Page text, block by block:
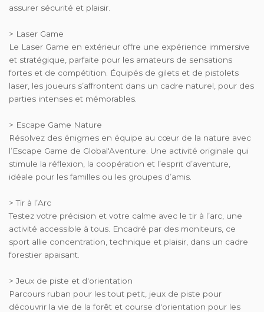
assurer sécurité et plaisir.
> Laser Game
Le Laser Game en extérieur offre une expérience immersive
et stratégique, parfaite pour les amateurs de sensations
fortes et de compétition. Équipés de gilets et de pistolets
laser, les joueurs s’affrontent dans un cadre naturel, pour des
parties intenses et mémorables.
> Escape Game Nature
Résolvez des énigmes en équipe au cœur de la nature avec
l’Escape Game de Global'Aventure. Une activité originale qui
stimule la réflexion, la coopération et l’esprit d’aventure,
idéale pour les familles ou les groupes d’amis.
> Tir à l’Arc
Testez votre précision et votre calme avec le tir à l’arc, une
activité accessible à tous. Encadré par des moniteurs, ce
sport allie concentration, technique et plaisir, dans un cadre
forestier apaisant.
> Jeux de piste et d'orientation
Parcours ruban pour les tout petit, jeux de piste pour
découvrir la vie de la forêt et course d'orientation pour les